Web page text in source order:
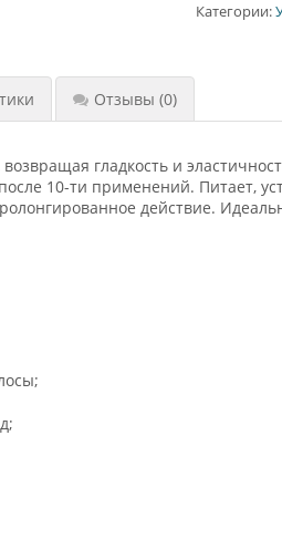
Категории:
Отзывы (0)
гладкость и
10-ти применений. Питает,
действие.